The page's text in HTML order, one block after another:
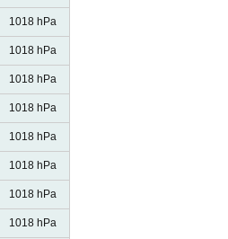
1018 hPa
1018 hPa
1018 hPa
1018 hPa
1018 hPa
1018 hPa
1018 hPa
1018 hPa